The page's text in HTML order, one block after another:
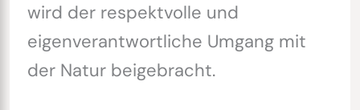
wird der respektvolle und
eigenverantwortliche Umgang mit
der Natur beigebracht.